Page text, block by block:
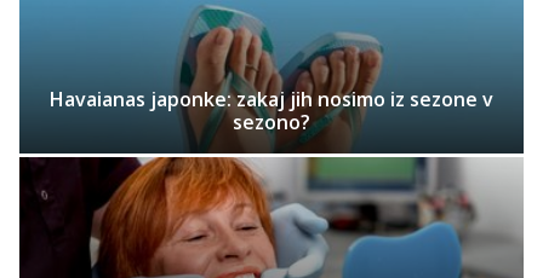
Havaianas japonke: zakaj jih nosimo iz sezone v
sezono?